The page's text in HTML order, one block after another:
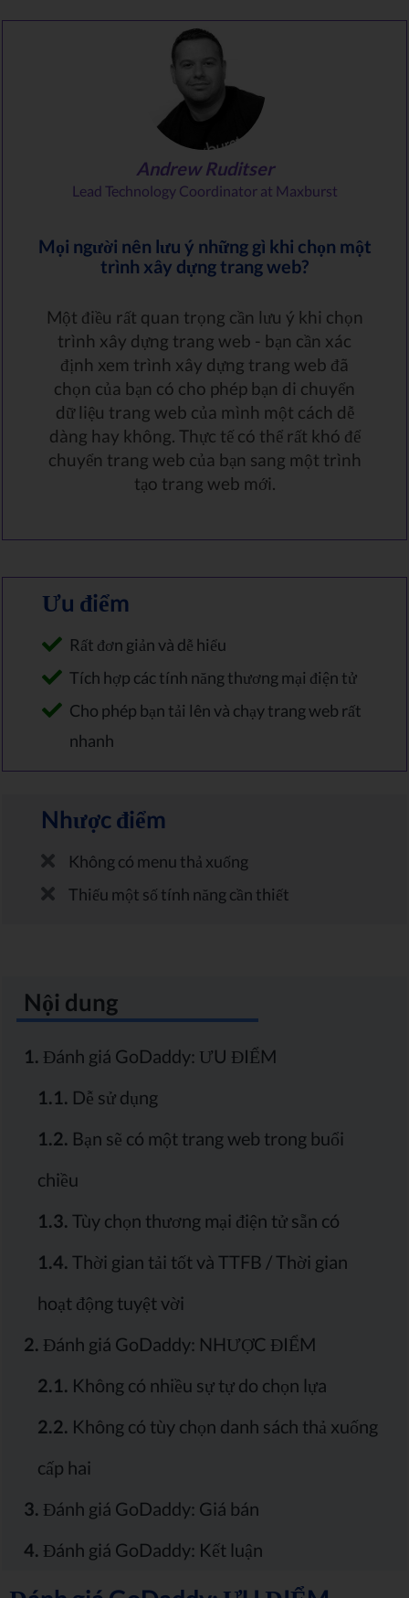
Andrew Ruditser
Lead Technology Coordinator at Maxburst
Mọi người nên lưu ý những gì khi chọn một
trình xây dựng trang web?
Một điều rất quan trọng cần lưu ý khi chọn
trình xây dựng trang web - bạn cần xác
định xem trình xây dựng trang web đã
chọn của bạn có cho phép bạn di chuyển
dữ liệu trang web của mình một cách dễ
dàng hay không. Thực tế có thể rất khó để
chuyển trang web của bạn sang một trình
tạo trang web mới.
Ưu điểm
Rất đơn giản và dễ hiểu
Tích hợp các tính năng thương mại điện tử
Cho phép bạn tải lên và chạy trang web rất
nhanh
Nhược điểm
Không có menu thả xuống
Thiếu một số tính năng cần thiết
Nội dung
1. Đánh giá GoDaddy: ƯU ĐIỂM
1.1. Dễ sử dụng
1.2. Bạn sẽ có một trang web trong buổi
chiều
1.3. Tùy chọn thương mại điện tử sẵn có
1.4. Thời gian tải tốt và TTFB / Thời gian
hoạt động tuyệt vời
2. Đánh giá GoDaddy: NHƯỢC ĐIỂM
2.1. Không có nhiều sự tự do chọn lựa
2.2. Không có tùy chọn danh sách thả xuống
cấp hai
3. Đánh giá GoDaddy: Giá bán
4. Đánh giá GoDaddy: Kết luận